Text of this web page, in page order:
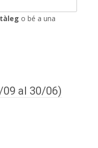
o bé a una
09 al 30/06)